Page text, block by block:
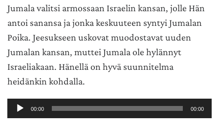
Jumala valitsi armossaan Israelin kansan, jolle Hän
antoi sanansa ja jonka keskuuteen syntyi Jumalan
Poika. Jeesukseen uskovat muodostavat uuden
Jumalan kansan, muttei Jumala ole hylännyt
Israeliakaan. Hänellä on hyvä suunnitelma
heidänkin kohdalla.
Äänitoistin00:00 00:00